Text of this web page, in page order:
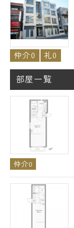
仲介0
礼0
部屋一覧
仲介0